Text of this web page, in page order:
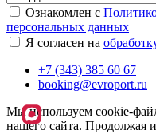
Ознакомлен с
персональных данных
Я согласен на
+7 (343) 385 60 67
booking@evroport.ru
Мы используем cookie-
нашего сайта. Продолжая